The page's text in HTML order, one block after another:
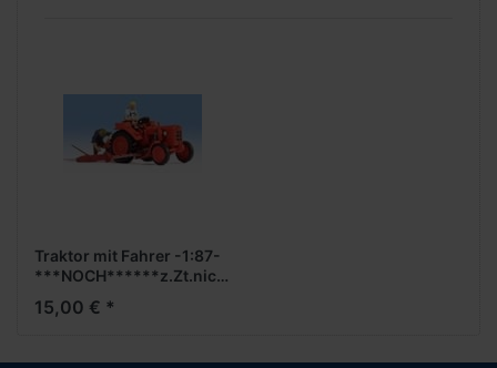
Traktor mit Fahrer -1:87-
***NOCH******z.Zt.nicht
15,00 € *